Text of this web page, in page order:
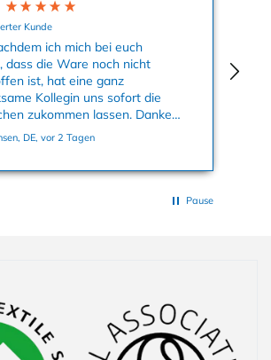
Kunde
dass die Ware noch nicht
ist, hat eine ganz
Kollegin uns sofort die
zukommen lassen. Danke
nochmals dafür. Viele Grüße, Bettina
DE, vor 2 Tagen
Pause